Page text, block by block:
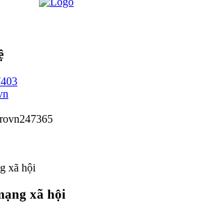
xã hội
xã hội